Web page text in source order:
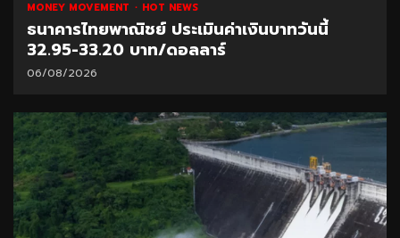
MONEY MOVEMENT HOT NEWS
ธนาคารไทยพาณิชย์ ประเมินค่าเงินบาทวันนี้
32.95-33.20 บาท/ดอลลาร์
06/08/2026